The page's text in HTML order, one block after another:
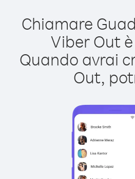
Chiamare
Viber Out
Quando avrai
Out,